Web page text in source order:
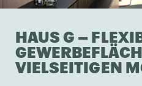
HAUS G –
VIELSEITIGEN